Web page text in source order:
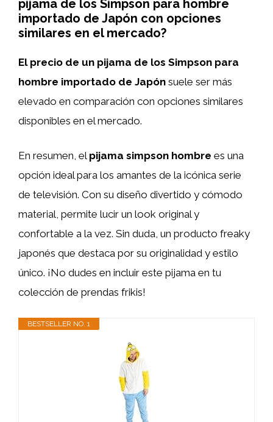
pijama de los Simpson para hombre
importado de Japón con opciones
similares en el mercado?
El precio de un pijama de los Simpson para
hombre importado de Japón suele ser más
elevado en comparación con opciones similares
disponibles en el mercado.
En resumen, el pijama simpson hombre es una
opción ideal para los amantes de la icónica serie
de televisión. Con su diseño divertido y cómodo
material, permite lucir un look original y
confortable a la vez. Sin duda, un producto freaky
japonés que destaca por su originalidad y estilo
único. ¡No dudes en incluir este pijama en tu
colección de prendas frikis!
BESTSELLER NO. 1